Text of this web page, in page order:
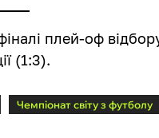
плей-оф
(1:3).
Чемпіонат світу з футболу